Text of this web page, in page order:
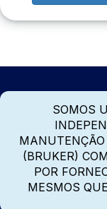
SOMOS
(BRUKER)
POR
MESMOS